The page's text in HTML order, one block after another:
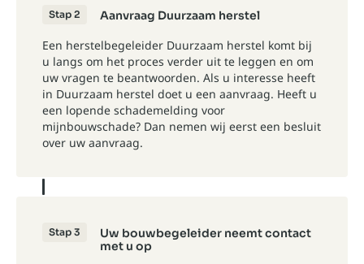
Stap 2 Aanvraag Duurzaam herstel
Een herstelbegeleider Duurzaam herstel komt bij
u langs om het proces verder uit te leggen en om
uw vragen te beantwoorden. Als u interesse heeft
in Duurzaam herstel doet u een aanvraag. Heeft u
een lopende schademelding voor
mijnbouwschade? Dan nemen wij eerst een besluit
over uw aanvraag.
Stap 3
Uw bouwbegeleider neemt contact
met u op